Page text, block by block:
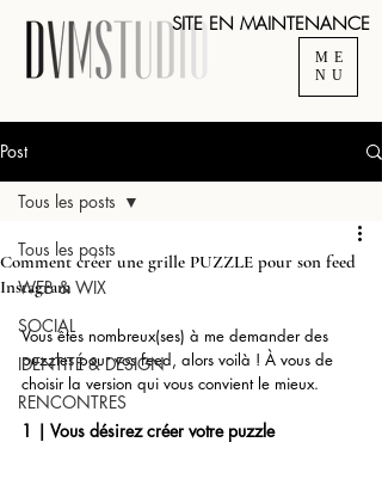
ME
NU
SITE EN MAINTENANCE
Post
Tous les posts
WEB & WIX
SOCIAL
IDENTITÉ & DESIGN
RENCONTRES
Tous les posts
Comment créer une grille PUZZLE pour son feed
Instagram
Vous êtes nombreux(ses) à me demander des
puzzles pour vos feed, alors voilà ! À vous de
choisir la version qui vous convient le mieux.
1 | Vous désirez créer votre puzzle